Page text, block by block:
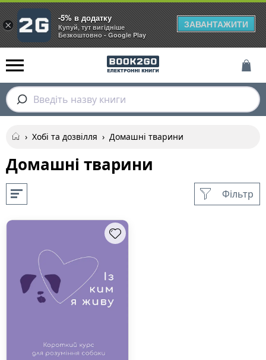
Введіть назву книги
› Хобі та дозвілля › Домашні тварини
Домашні тварини
Фільтр
×
-5% в додатку
Купуй, тут вигідніше
Безкоштовно - Google Play
ЗАВАНТАЖИТИ